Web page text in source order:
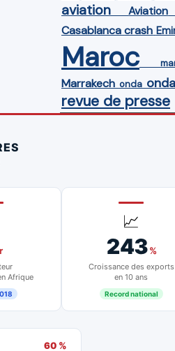
aviation Aviation
Casablanca crash
Maroc
Marrakech onda onda
revue de presse
Afrique
📈
243%
Croissance des exports
en 10 ans
Record national
60 %